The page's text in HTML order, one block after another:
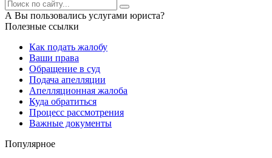
А Вы пользовались услугами юриста?
Полезные ссылки
Как подать жалобу
Ваши права
Обращение в суд
Подача апелляции
Апелляционная жалоба
Куда обратиться
Процесс рассмотрения
Важные документы
Популярное